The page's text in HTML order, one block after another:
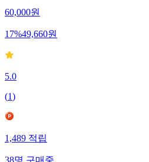
60,000원
17%49,660원
5.0
(1)
1,489적립